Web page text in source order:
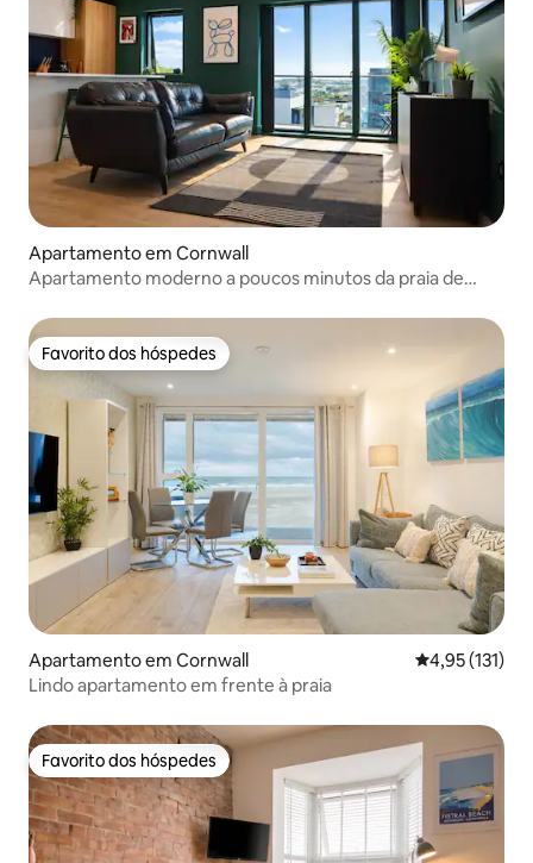
Apartamento em Cornwall
Apartamento moderno a poucos minutos da praia de
Favorito dos hóspedes
Favorito dos hóspedes
Apartamento em Cornwall Classificação
4,95 (131)
Lindo apartamento em frente à praia
Favorito dos hóspedes
Favorito dos hóspedes